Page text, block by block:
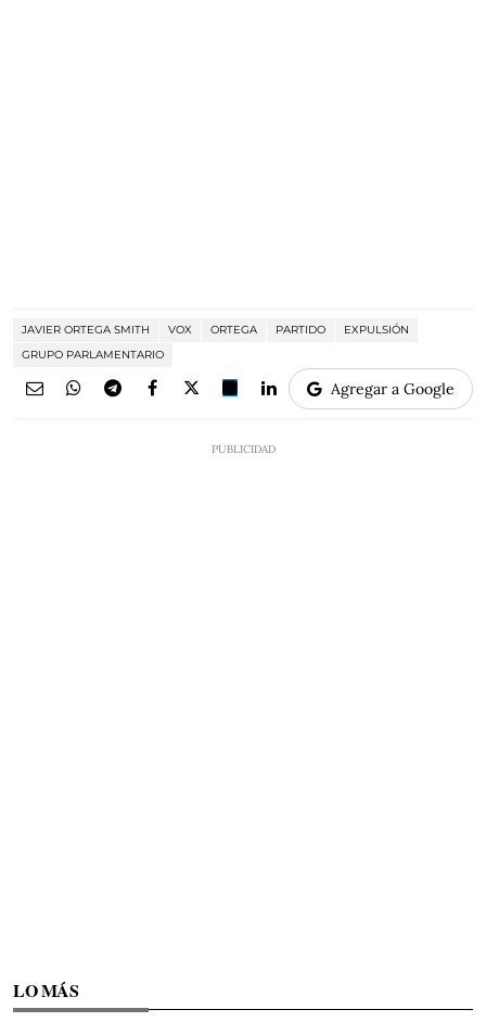
JAVIER ORTEGA SMITH VOX ORTEGA PARTIDO
EXPULSIÓN
GRUPO PARLAMENTARIO
Agregar a Google
LO MÁS